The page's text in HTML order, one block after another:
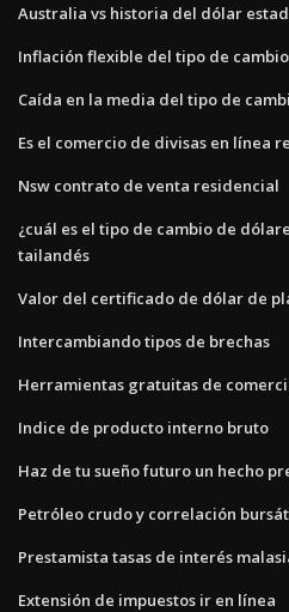
Australia vs historia del dólar
Inflación flexible del tipo de cambio
Caída en la media del tipo de
Es el comercio de divisas en línea
Nsw contrato de venta residencial
¿cuál es el tipo de cambio de
tailandés
Valor del certificado de dólar de
Intercambiando tipos de brechas
Herramientas gratuitas de
Indice de producto interno bruto
Haz de tu sueño futuro un hecho
Petróleo crudo y correlación
Prestamista tasas de interés
Extensión de impuestos ir en línea